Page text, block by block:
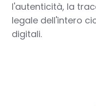
l'autenticità, la
legale dell'intero
digitali.